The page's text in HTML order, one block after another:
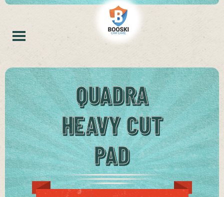
QUADRA
HEAVY CUT
PAD